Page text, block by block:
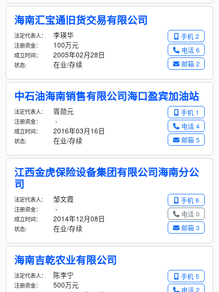
海南汇宝通旧货交易有限公司
手机 2
电话 6
邮箱 2
法定代表人： 李瑛华
注册资金： 100万元
成立时间： 2005年02月28日
状态: 在业/存续
中石油海南销售有限公司海口盈宾加油站
手机 1
电话 4
邮箱 5
法定代表人： 胥勋元
注册资金： -
成立时间： 2016年03月16日
状态: 在业/存续
江西金虎保险设备集团有限公司海南分公
司
手机 6
电话 0
邮箱 3
法定代表人： 邹文霞
注册资金： -
成立时间： 2014年12月08日
状态: 在业/存续
海南吉乾农业有限公司
手机 5
电话 2
法定代表人： 陈李宁
注册资金： 500万元